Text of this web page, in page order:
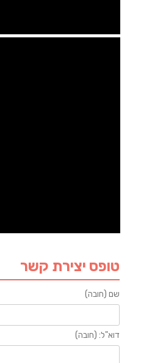
טופס יצירת קשר
שם (חובה)
דוא"ל: (חובה)